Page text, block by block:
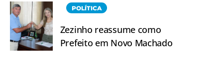
POLÍTICA
Zezinho reassume como
Prefeito em Novo Machado